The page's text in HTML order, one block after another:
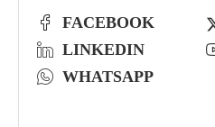
FACEBOOK
LINKEDIN
WHATSAPP